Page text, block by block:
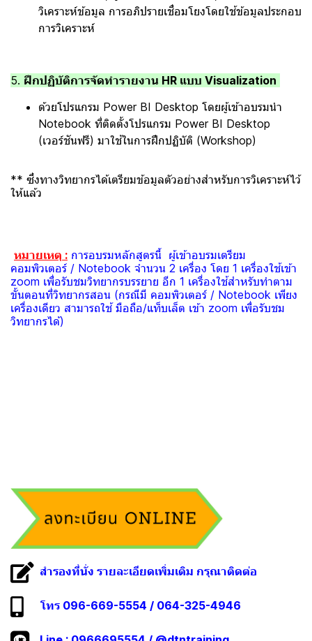
วิเคราะห์ข้อมูล การอภิปรายเชื่อมโยงโดยใช้ข้อมูลประกอบ
การวิเคราะห์
5. ฝึกปฏิบัติการจัดทำรายงาน HR แบบ Visualization
ด้วยโปรแกรม Power BI Desktop โดยผู้เข้าอบรมนำ
Notebook ที่ติดตั้งโปรแกรม Power BI Desktop
(เวอร์ชันฟรี) มาใช้ในการฝึกปฏิบัติ (Workshop)
** ซึ่งทางวิทยากรได้เตรียมข้อมูลตัวอย่างสำหรับการวิเคราะห์ไว้
ให้แล้ว
หมายเหตุ : การอบรมหลักสูตรนี้ ผู้เข้าอบรมเตรียม
คอมพิวเตอร์ / Notebook จำนวน 2 เครื่อง โดย 1 เครื่องใช้เข้า
zoom เพื่อรับชมวิทยากรบรรยาย อีก 1 เครื่องใช้สำหรับทำตาม
ขั้นตอนที่วิทยากรสอน (กรณีมี คอมพิวเตอร์ / Notebook เพียง
เครื่องเดียว สามารถใช้ มือถือ/แท็บเล็ต เข้า zoom เพื่อรับชม
วิทยากรได้)
สำรองที่นั่ง รายละเอียดเพิ่มเติม กรุณาติดต่อ
โทร 096-669-5554 / 064-325-4946